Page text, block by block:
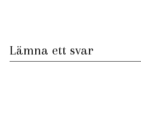
Lämna ett svar